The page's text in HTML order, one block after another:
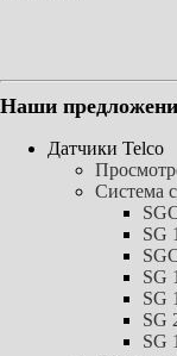
Наши
Датчики Telco
Система
SG
SG
SG
SG
SG 1